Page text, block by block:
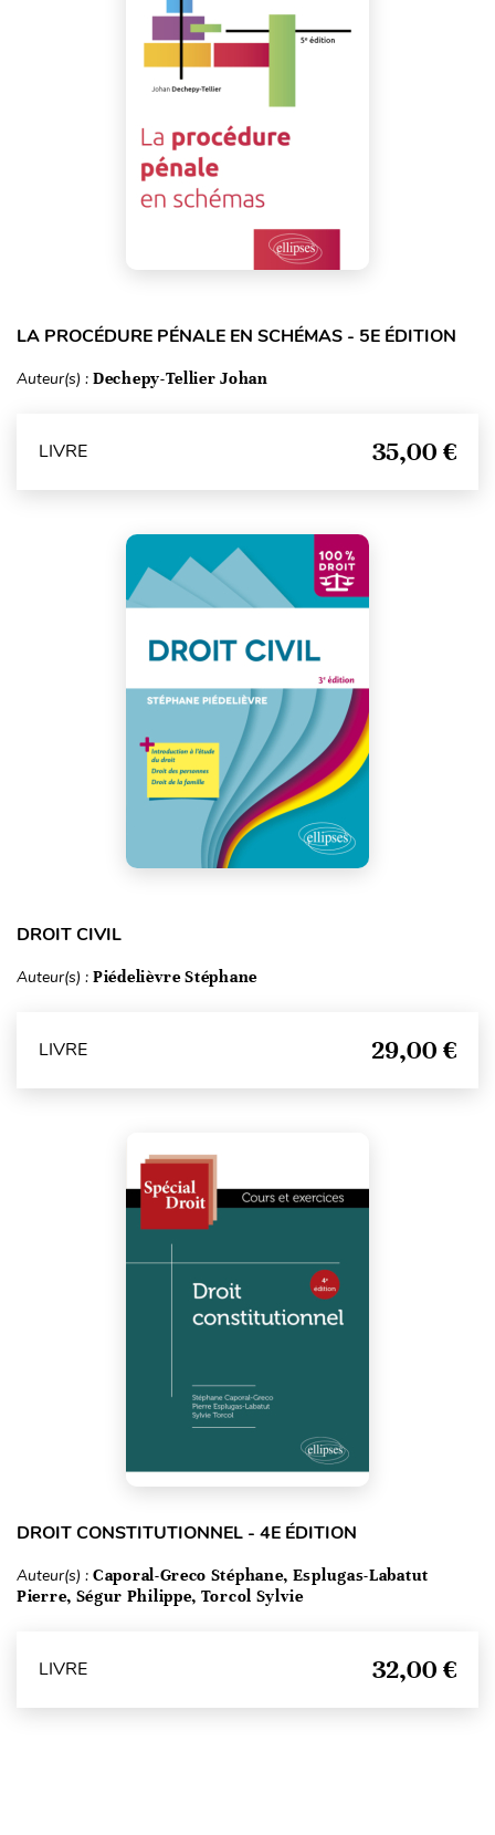
LA PROCÉDURE PÉNALE EN SCHÉMAS - 5E ÉDITION
Auteur(s) : Dechepy-Tellier Johan
LIVRE 35,00 €
DROIT CIVIL
Auteur(s) : Piédelièvre Stéphane
LIVRE 29,00 €
DROIT CONSTITUTIONNEL - 4E ÉDITION
Auteur(s) : Caporal-Greco Stéphane, Esplugas-Labatut
Pierre, Ségur Philippe, Torcol Sylvie
LIVRE 32,00 €